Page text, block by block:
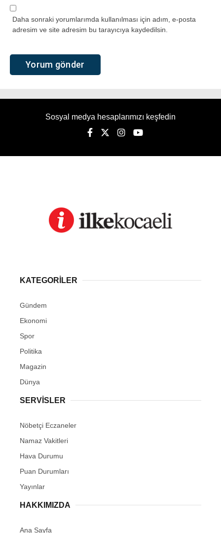
Daha sonraki yorumlarımda kullanılması için adım, e-posta
adresim ve site adresim bu tarayıcıya kaydedilsin.
Sosyal medya hesaplarımızı keşfedin
KATEGORİLER
Gündem
Ekonomi
Spor
Politika
Magazin
Dünya
SERVİSLER
Nöbetçi Eczaneler
Namaz Vakitleri
Hava Durumu
Puan Durumları
Yayınlar
HAKKIMIZDA
Ana Sayfa